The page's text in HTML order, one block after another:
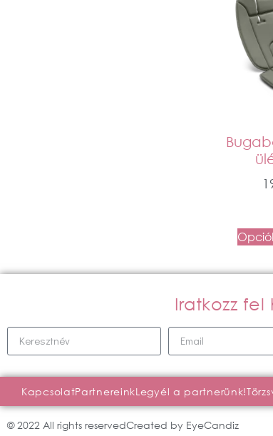
Iratkozz
KapcsolatPartnereinkLegyél a partnerünk!
© 2022 All rights reservedCreated by EyeCandiz